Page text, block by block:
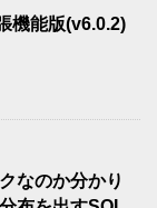
機能版(v6.0.2)
なのか分かり